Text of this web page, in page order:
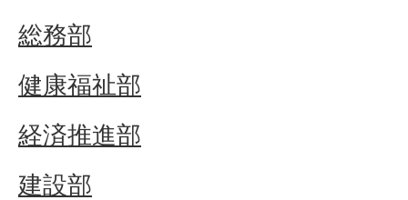
総務部
健康福祉部
経済推進部
建設部